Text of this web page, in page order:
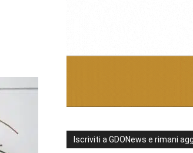
Iscriviti a GDONews e rimani